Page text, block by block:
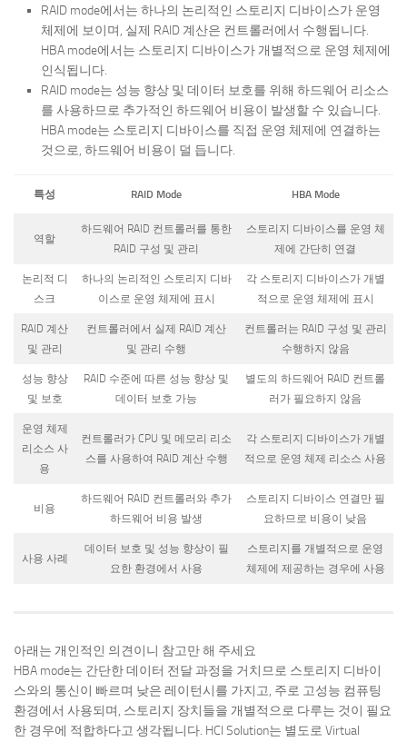
RAID mode에서는 하나의 논리적인 스토리지 디바이스가 운영
체제에 보이며, 실제 RAID 계산은 컨트롤러에서 수행됩니다.
HBA mode에서는 스토리지 디바이스가 개별적으로 운영 체제에
인식됩니다.
RAID mode는 성능 향상 및 데이터 보호를 위해 하드웨어 리소스
를 사용하므로 추가적인 하드웨어 비용이 발생할 수 있습니다.
HBA mode는 스토리지 디바이스를 직접 운영 체제에 연결하는
것으로, 하드웨어 비용이 덜 듭니다.
특성 RAID Mode HBA Mode
역할
하드웨어 RAID 컨트롤러를 통한
RAID 구성 및 관리
스토리지 디바이스를 운영 체
제에 간단히 연결
논리적 디
스크
하나의 논리적인 스토리지 디바
이스로 운영 체제에 표시
각 스토리지 디바이스가 개별
적으로 운영 체제에 표시
RAID 계산
및 관리
컨트롤러에서 실제 RAID 계산
및 관리 수행
컨트롤러는 RAID 구성 및 관리
수행하지 않음
성능 향상
및 보호
RAID 수준에 따른 성능 향상 및
데이터 보호 가능
별도의 하드웨어 RAID 컨트롤
러가 필요하지 않음
운영 체제
리소스 사
용
컨트롤러가 CPU 및 메모리 리소
스를 사용하여 RAID 계산 수행
각 스토리지 디바이스가 개별
적으로 운영 체제 리소스 사용
비용
하드웨어 RAID 컨트롤러와 추가
하드웨어 비용 발생
스토리지 디바이스 연결만 필
요하므로 비용이 낮음
사용 사례
데이터 보호 및 성능 향상이 필
요한 환경에서 사용
스토리지를 개별적으로 운영
체제에 제공하는 경우에 사용
아래는 개인적인 의견이니 참고만 해 주세요
HBA mode는 간단한 데이터 전달 과정을 거치므로 스토리지 디바이
스와의 통신이 빠르며 낮은 레이턴시를 가지고, 주로 고성능 컴퓨팅
환경에서 사용되며, 스토리지 장치들을 개별적으로 다루는 것이 필요
한 경우에 적합하다고 생각됩니다. HCI Solution는 별도로 Virtual